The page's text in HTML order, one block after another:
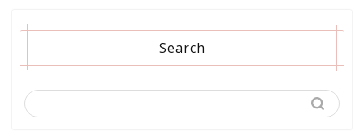
Search